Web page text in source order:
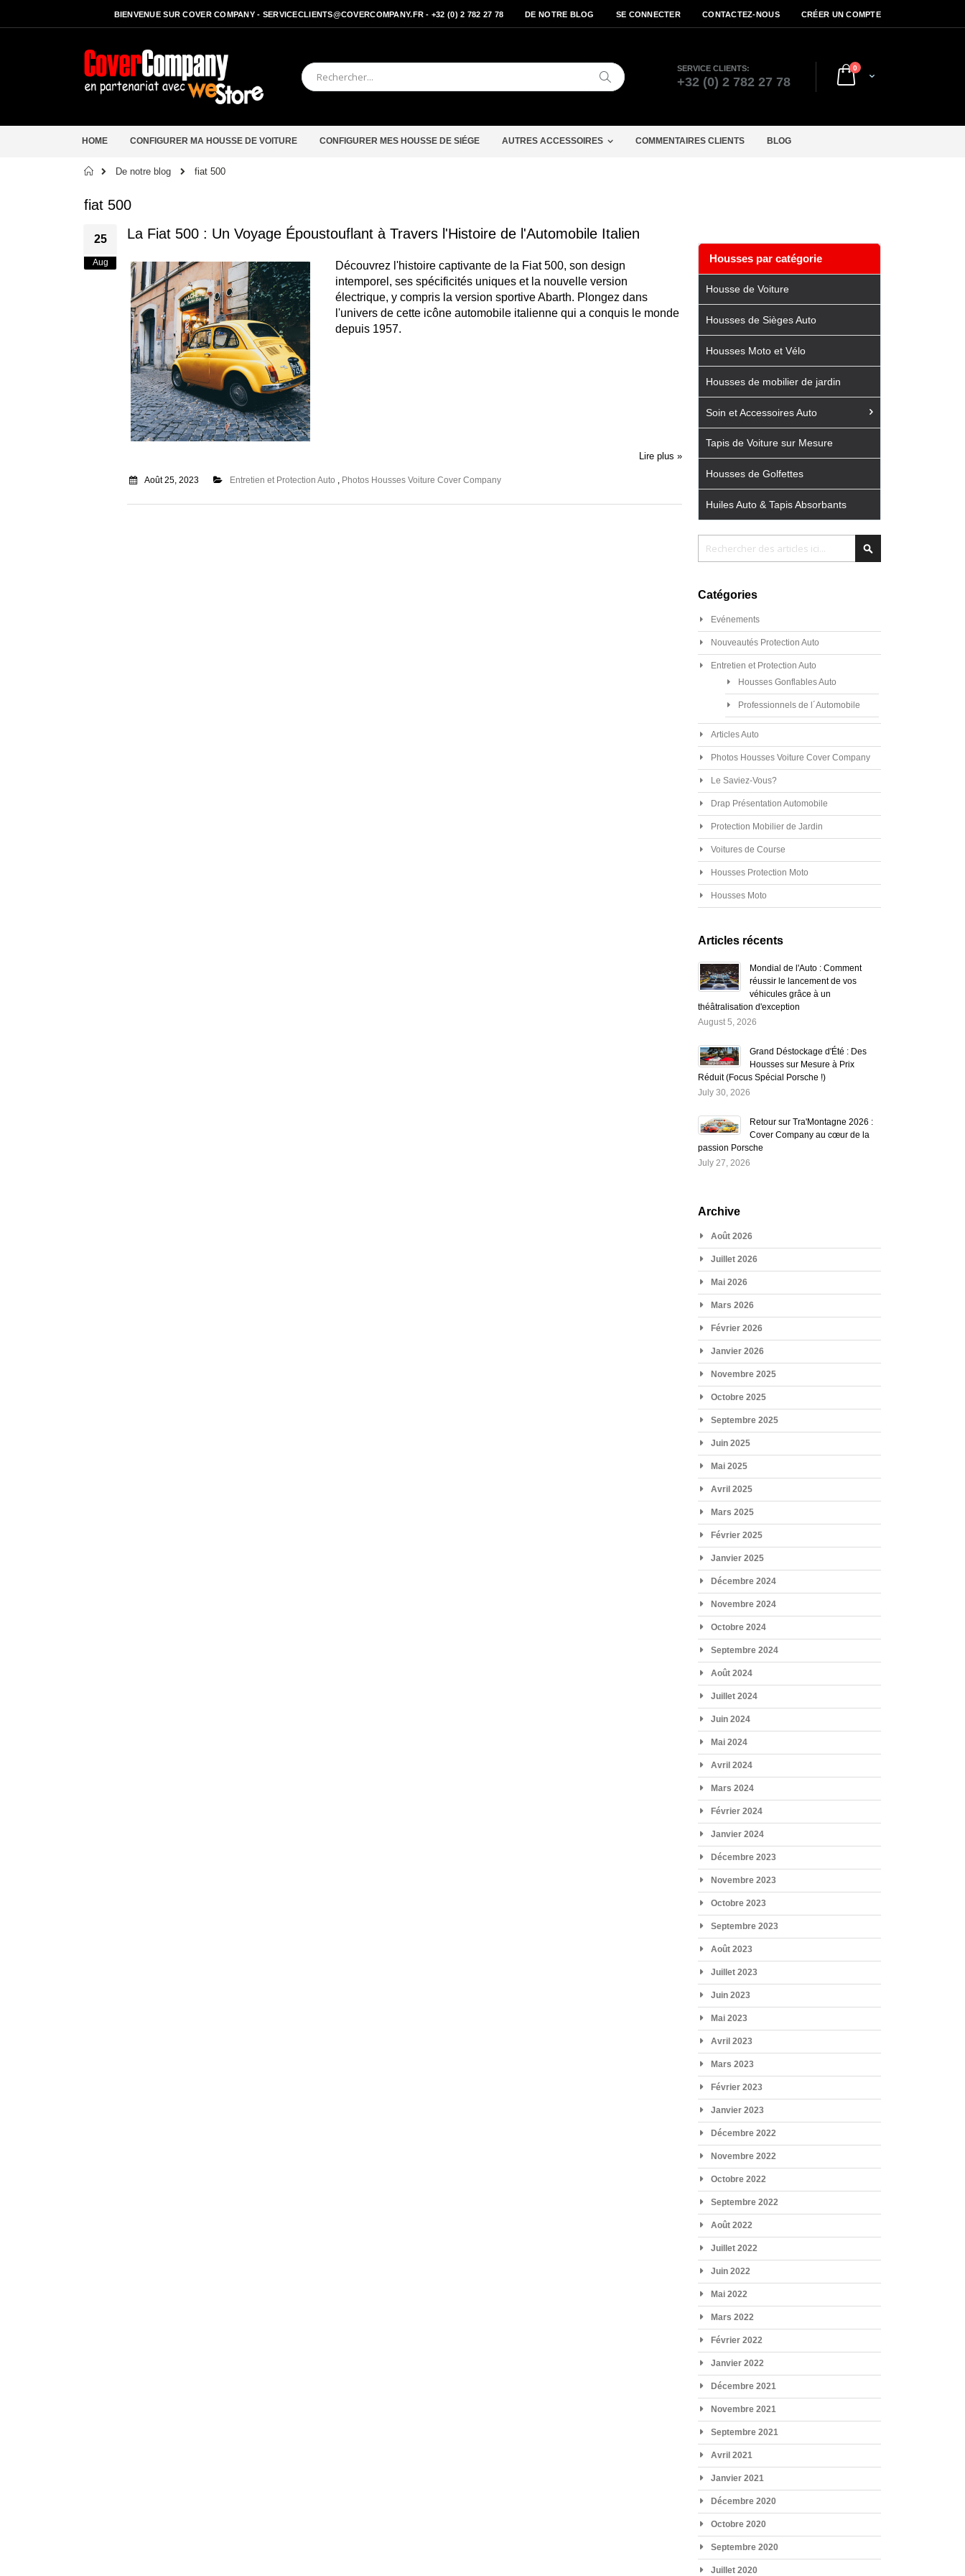
BIENVENUE SUR COVER COMPANY - SERVICECLIENTS@COVERCOMPANY.FR - +32 (0) 2 782 27 78 DE NOTRE BLOG SE CONNECTER CONTACTEZ-NOUS CRÉER UN COMPTE
Cart
0articles
Chercher
SERVICE CLIENTS:
+32 (0) 2 782 27 78
HOME CONFIGURER MA HOUSSE DE VOITURE CONFIGURER MES HOUSSE DE SIÉGE AUTRES ACCESSOIRES COMMENTAIRES CLIENTS BLOG
Accueil
De notre blog fiat 500
fiat 500
25
Aug
La Fiat 500 : Un Voyage Époustouflant à Travers l'Histoire de l'Automobile Italien
Découvrez l'histoire captivante de la Fiat 500, son design
intemporel, ses spécificités uniques et la nouvelle version
électrique, y compris la version sportive Abarth. Plongez dans
l'univers de cette icône automobile italienne qui a conquis le monde
depuis 1957.
Lire plus »
Août 25, 2023 Entretien et Protection Auto , Photos Housses Voiture Cover Company
Housses par catégorie
Housse de Voiture
Housses de Sièges Auto
Housses Moto et Vélo
Housses de mobilier de jardin
Soin et Accessoires Auto
Tapis de Voiture sur Mesure
Housses de Golfettes
Huiles Auto & Tapis Absorbants
Catégories
Evénements
Nouveautés Protection Auto
Entretien et Protection Auto
Housses Gonflables Auto
Professionnels de l´Automobile
Articles Auto
Photos Housses Voiture Cover Company
Le Saviez-Vous?
Drap Présentation Automobile
Protection Mobilier de Jardin
Voitures de Course
Housses Protection Moto
Housses Moto
Articles récents
Mondial de l'Auto : Comment
réussir le lancement de vos
véhicules grâce à un
théâtralisation d'exception
August 5, 2026
Grand Déstockage d'Été : Des
Housses sur Mesure à Prix
Réduit (Focus Spécial Porsche !)
July 30, 2026
Retour sur Tra'Montagne 2026 :
Cover Company au cœur de la
passion Porsche
July 27, 2026
Archive
Août 2026
Juillet 2026
Mai 2026
Mars 2026
Février 2026
Janvier 2026
Novembre 2025
Octobre 2025
Septembre 2025
Juin 2025
Mai 2025
Avril 2025
Mars 2025
Février 2025
Janvier 2025
Décembre 2024
Novembre 2024
Octobre 2024
Septembre 2024
Août 2024
Juillet 2024
Juin 2024
Mai 2024
Avril 2024
Mars 2024
Février 2024
Janvier 2024
Décembre 2023
Novembre 2023
Octobre 2023
Septembre 2023
Août 2023
Juillet 2023
Juin 2023
Mai 2023
Avril 2023
Mars 2023
Février 2023
Janvier 2023
Décembre 2022
Novembre 2022
Octobre 2022
Septembre 2022
Août 2022
Juillet 2022
Juin 2022
Mai 2022
Mars 2022
Février 2022
Janvier 2022
Décembre 2021
Novembre 2021
Septembre 2021
Avril 2021
Janvier 2021
Décembre 2020
Octobre 2020
Septembre 2020
Juillet 2020